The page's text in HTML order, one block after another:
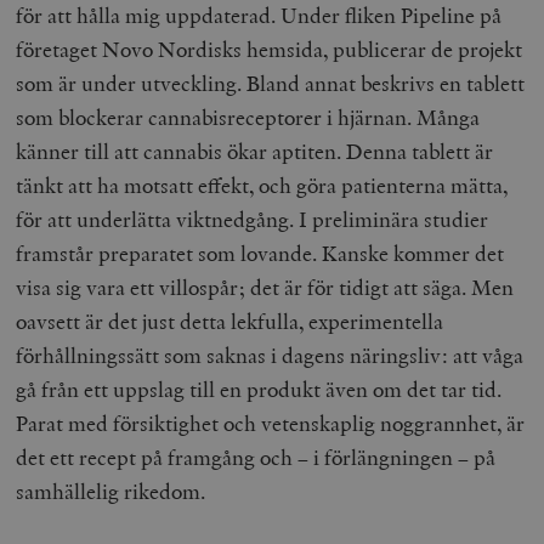
för att hålla mig uppdaterad. Under fliken Pipeline på
företaget Novo Nordisks hemsida, publicerar de projekt
som är under utveckling. Bland annat beskrivs en tablett
som blockerar cannabisreceptorer i hjärnan. Många
känner till att cannabis ökar aptiten. Denna tablett är
tänkt att ha motsatt effekt, och göra patienterna mätta,
för att underlätta viktnedgång. I preliminära studier
framstår preparatet som lovande. Kanske kommer det
visa sig vara ett villospår; det är för tidigt att säga. Men
oavsett är det just detta lekfulla, experimentella
förhållningssätt som saknas i dagens näringsliv: att våga
gå från ett uppslag till en produkt även om det tar tid.
Parat med försiktighet och vetenskaplig noggrannhet, är
det ett recept på framgång och – i förlängningen – på
samhällelig rikedom.
woocommerce_items_in_cart
Automattic
timbro.se
wp_woocommerce_session_[abcdef0123456789]
{32}
timbro.se
__cf_bm
Cloudflare
.myfonts.net